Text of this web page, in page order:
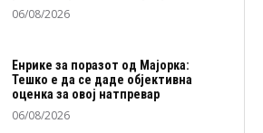
06/08/2026
Енрике за поразот од Мајорка:
Тешко е да се даде објективна
оценка за овој натпревар
06/08/2026